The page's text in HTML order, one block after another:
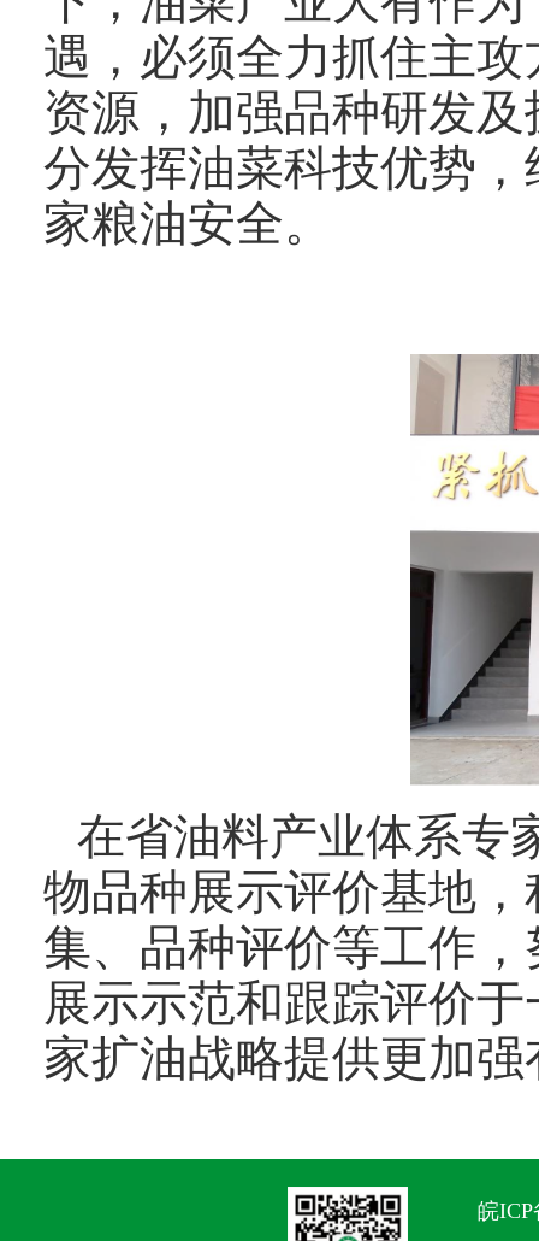
遇，必须全力抓住主
资源，加强品种研发
分发挥油菜科技优势
家粮油安全。
在省油料产业体系专
物品种展示评价基地
集、品种评价等工作
展示示范和跟踪评价
家扩油战略提供更加
皖ICP